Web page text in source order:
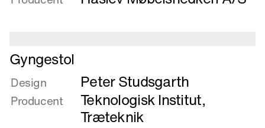
Læs
mere
om
Gyngestol
Gyngestol
Design Peter Studsgarth
Producent
Teknologisk Institut,
Træteknik